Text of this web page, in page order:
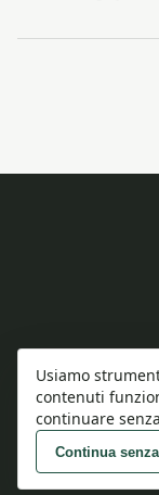
©
Usiamo
contenuti
continuare
Continua